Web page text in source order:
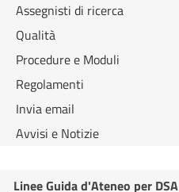
Assegnisti di ricerca
Qualità
Procedure e Moduli
Regolamenti
Invia email
Avvisi e Notizie
Linee Guida d'Ateneo per DSA